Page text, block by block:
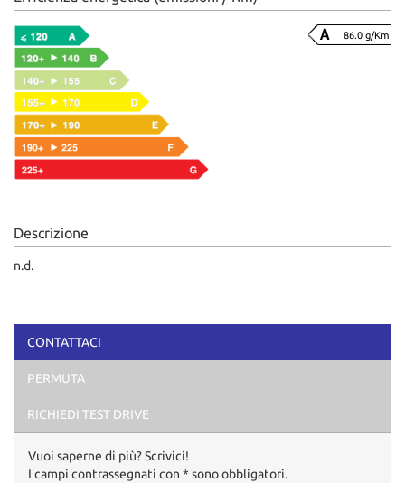
86.0 g/Km
Descrizione
n.d.
CONTATTACI
PERMUTA
RICHIEDI TEST DRIVE
Vuoi saperne di più? Scrivici!
I campi contrassegnati con * sono obbligatori.